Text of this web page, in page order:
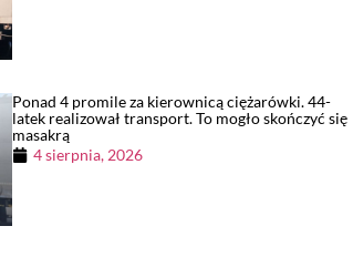
Ponad 4 promile za kierownicą ciężarówki. 44-
latek realizował transport. To mogło skończyć się
masakrą
4 sierpnia, 2026